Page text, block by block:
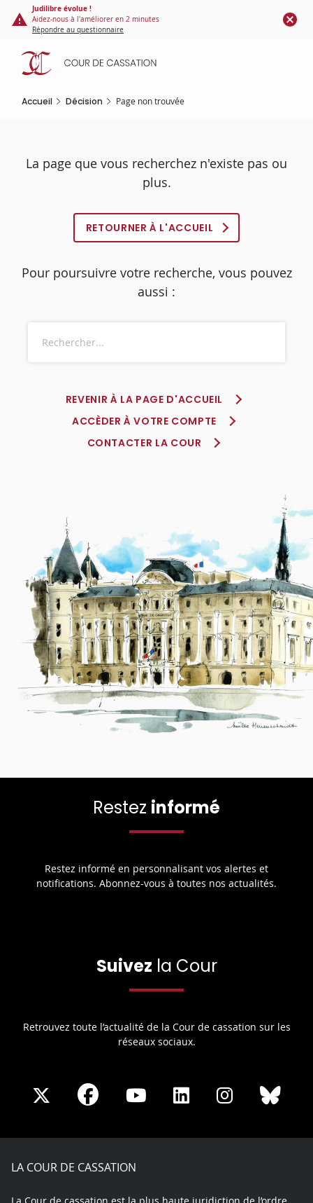
Panneau de gestion des cookies
contenu
principal
Judilibre évolue !
Aidez-nous à l'améliorer en 2 minutes
Répondre au questionnaire
Accueil Décision Page non trouvée
La page que vous recherchez n'existe pas ou
plus.
RETOURNER À L'ACCUEIL
Pour poursuivre votre recherche, vous pouvez
aussi :
REVENIR À LA PAGE D'ACCUEIL
ACCÈDER À VOTRE COMPTE
CONTACTER LA COUR
Restez informé
Restez informé en personnalisant vos alertes et
notifications. Abonnez-vous à toutes nos actualités.
Suivez la Cour
Retrouvez toute l’actualité de la Cour de cassation sur les
réseaux sociaux.
Share
X
Share
Facebook
Share
Youtube
Share
LinkedIn
Share
Instagram
LA COUR DE CASSATION
La Cour de cassation est la plus haute juridiction de l’ordre